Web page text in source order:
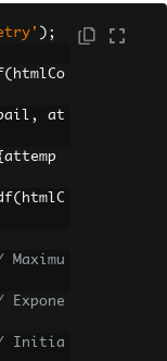
);
( htmlCo
,
at
attemp
( htmlC
Expone
Initia